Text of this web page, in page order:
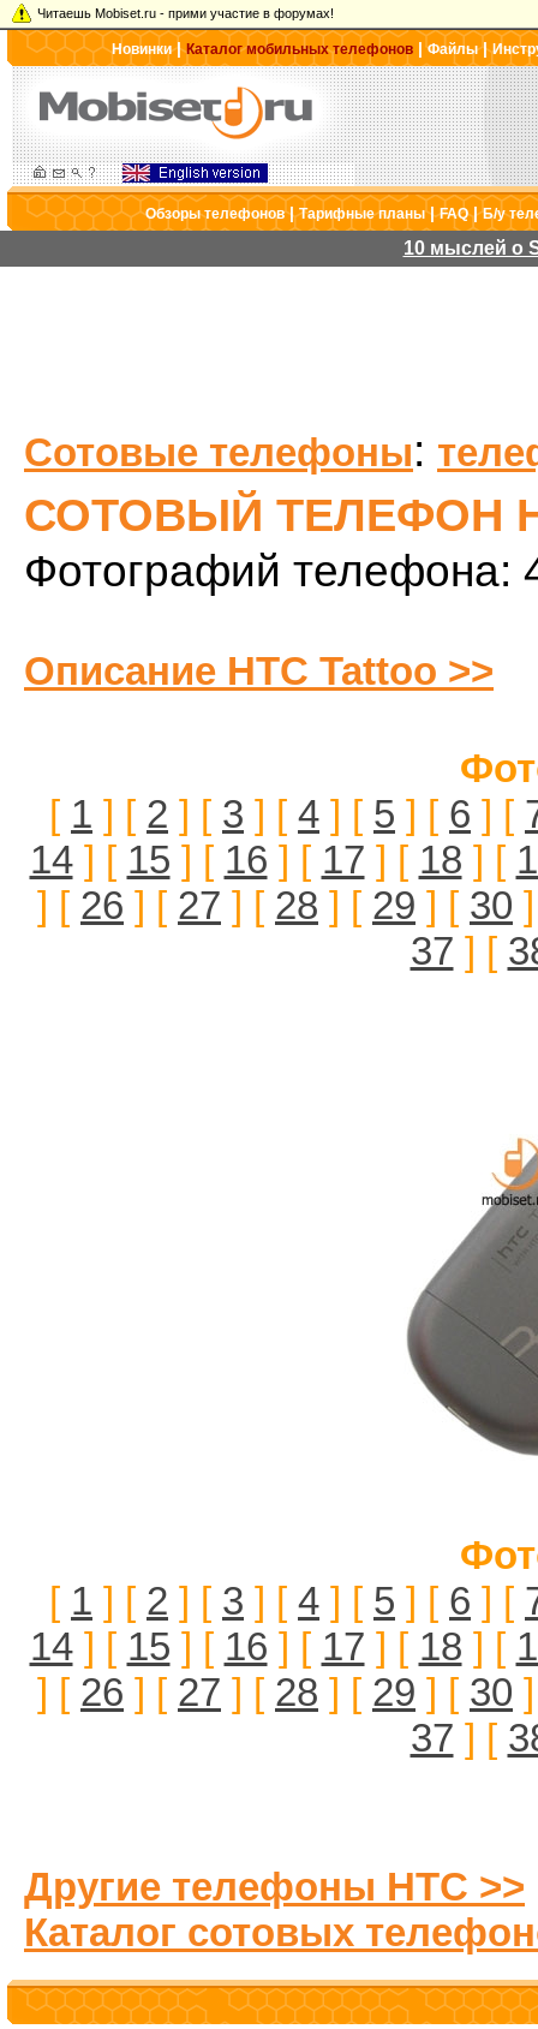
Читаешь Mobiset.ru - прими участие в форумах!
Новинки|Каталог мобильных телефонов |Файлы|
Обзоры телефонов|Тарифные планы|FAQ|Б/у
10 мыслей о
Сотовые телефоны:
СОТОВЫЙ ТЕЛЕФОН
Фотографий телефона:
Описание HTC Tattoo >>
[ 1 ] [ 2 ] [ 3 ] [ 4 ] [ 5 ] [ 6 ] [
14] [ 15 ] [ 16 ] [ 17 ] [ 18 ] [
] [ 26 ] [ 27 ] [ 28 ] [ 29 ] [ 30
37 ] [
[ 1 ] [ 2 ] [ 3 ] [ 4 ] [ 5 ] [ 6 ] [
14] [ 15 ] [ 16 ] [ 17 ] [ 18 ] [
] [ 26 ] [ 27 ] [ 28 ] [ 29 ] [ 30
37 ] [
Другие телефоны HTC >>
Каталог сотовых